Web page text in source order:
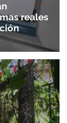
reales